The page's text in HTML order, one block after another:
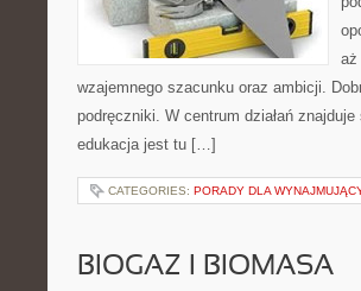
aż
wzajemnego szacunku oraz ambicji.
podręczniki. W centrum działań
edukacja jest tu […]
CATEGORIES: PORADY DLA
BIOGAZ I BIOMASA